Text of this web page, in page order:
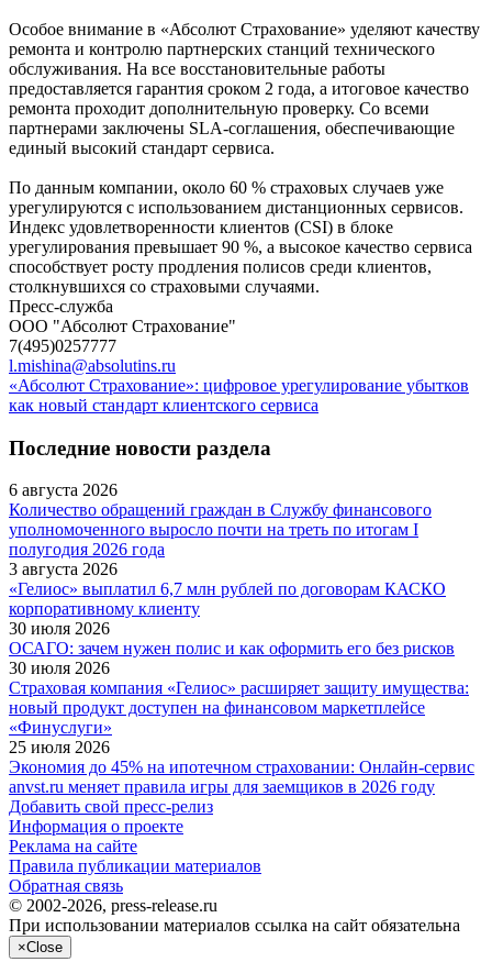
Особое внимание в «Абсолют Страхование» уделяют качеству
ремонта и контролю партнерских станций технического
обслуживания. На все восстановительные работы
предоставляется гарантия сроком 2 года, а итоговое качество
ремонта проходит дополнительную проверку. Со всеми
партнерами заключены SLA-соглашения, обеспечивающие
единый высокий стандарт сервиса.
По данным компании, около 60 % страховых случаев уже
урегулируются с использованием дистанционных сервисов.
Индекс удовлетворенности клиентов (CSI) в блоке
урегулирования превышает 90 %, а высокое качество сервиса
способствует росту продления полисов среди клиентов,
столкнувшихся со страховыми случаями.
Пресс-служба
ООО "Абсолют Страхование"
7(495)0257777
l.mishina@absolutins.ru
«Абсолют Страхование»: цифровое урегулирование убытков
как новый стандарт клиентского сервиса
Последние новости раздела
6 августа 2026
Количество обращений граждан в Службу финансового
уполномоченного выросло почти на треть по итогам I
полугодия 2026 года
3 августа 2026
«Гелиос» выплатил 6,7 млн рублей по договорам КАСКО
корпоративному клиенту
30 июля 2026
ОСАГО: зачем нужен полис и как оформить его без рисков
30 июля 2026
Страховая компания «Гелиос» расширяет защиту имущества:
новый продукт доступен на финансовом маркетплейсе
«Финуслуги»
25 июля 2026
Экономия до 45% на ипотечном страховании: Онлайн-сервис
anvst.ru меняет правила игры для заемщиков в 2026 году
Добавить свой пресс-релиз
Информация о проекте
Реклама на сайте
Правила публикации материалов
Обратная связь
© 2002-2026, press-release.ru
При использовании материалов ссылка на сайт обязательна
×Close